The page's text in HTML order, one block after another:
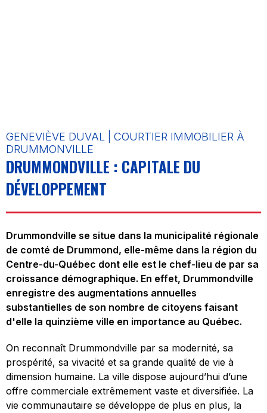
GENEVIÈVE DUVAL | COURTIER IMMOBILIER À
DRUMMONVILLE
DRUMMONDVILLE : CAPITALE DU
DÉVELOPPEMENT
Drummondville se situe dans la municipalité régionale
de comté de Drummond, elle-même dans la région du
Centre-du-Québec dont elle est le chef-lieu de par sa
croissance démographique. En effet, Drummondville
enregistre des augmentations annuelles
substantielles de son nombre de citoyens faisant
d'elle la quinzième ville en importance au Québec.
On reconnaît Drummondville par sa modernité, sa
prospérité, sa vivacité et sa grande qualité de vie à
dimension humaine. La ville dispose aujourd’hui d’une
offre commerciale extrêmement vaste et diversifiée. La
vie communautaire se développe de plus en plus, la